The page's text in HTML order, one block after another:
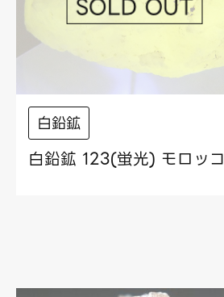
白鉛鉱
白鉛鉱 123(蛍光) モロッコ